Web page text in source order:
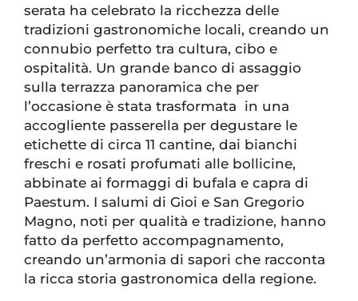
serata ha celebrato la ricchezza delle
tradizioni gastronomiche locali, creando un
connubio perfetto tra cultura, cibo e
ospitalità. Un grande banco di assaggio
sulla terrazza panoramica che per
l’occasione è stata trasformata in una
accogliente passerella per degustare le
etichette di circa 11 cantine, dai bianchi
freschi e rosati profumati alle bollicine,
abbinate ai formaggi di bufala e capra di
Paestum. I salumi di Gioi e San Gregorio
Magno, noti per qualità e tradizione, hanno
fatto da perfetto accompagnamento,
creando un’armonia di sapori che racconta
la ricca storia gastronomica della regione.